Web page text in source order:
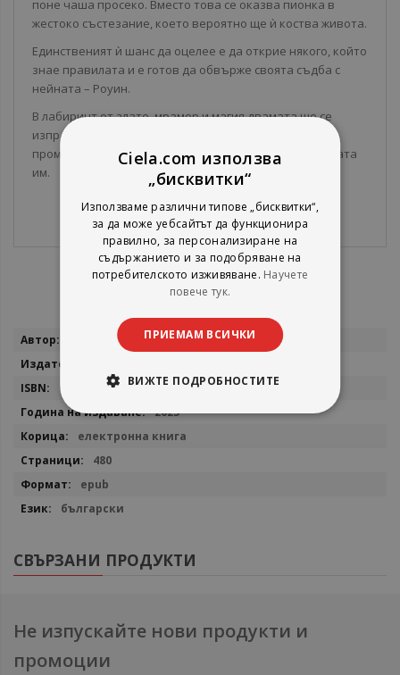
поне чаша просеко. Вместо това се оказва пионка в
жестоко състезание, което вероятно ще ѝ коства живота.
Единственият ѝ шанс да оцелее е да открие някого, който
знае правилата и е готов да обвърже своята съдба с
нейната – Роуин.
В лабиринт от злато, мрамор и магия двамата ще се
изправят пред опасности и изкушения, които ще
променят всичко и ще поставят на изпитание връзката
им.
Повече
Кейли Смит
9789542851295
2025
електронна книга
480
epub
български
СВЪРЗАНИ ПРОДУКТИ
Не изпускайте нови продукти и
промоции
Ciela.com използва
„бисквитки“
Използваме различни типове „бисквитки“,
за да може уебсайтът да функционира
правилно, за персонализиране на
съдържанието и за подобряване на
потребителското изживяване. Научете
повече тук.
ПРИЕМАМ ВСИЧКИ
ВИЖТЕ ПОДРОБНОСТИТЕ